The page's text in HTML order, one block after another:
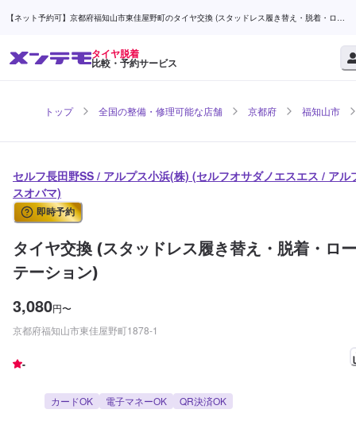
【ネット予約可】京都府福知山市東佳屋野町のタイヤ交換 (スタッドレス履き替え・脱着・ロー
タイヤ脱着
比較・予約サービス
トップ 全国の整備・修理可能な店舗 京都府 福知山市
セルフ長田野SS / アルプス小浜(株) (セルフオサダノエスエス / アル
スオバマ)
即時予約
タイヤ交換 (スタッドレス履き替え・脱着・ロー
テーション)
3,080円〜
京都府福知山市東佳屋野町1878-1
-
カードOK 電子マネーOK QR決済OK